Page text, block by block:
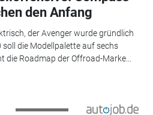
den Anfang
der Avenger wurde gründlich
die Modellpalette auf sechs
die Roadmap der Offroad-Marke...